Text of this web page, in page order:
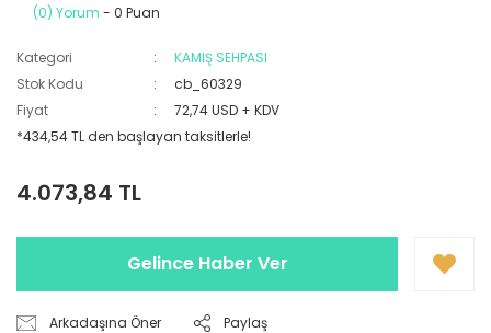
(0) Yorum - 0 Puan
Kategori
KAMIŞ SEHPASI
Stok Kodu
cb_60329
Fiyat
72,74 USD + KDV
*434,54 TL den başlayan taksitlerle!
4.073,84 TL
Gelince Haber Ver
Arkadaşına Öner Paylaş